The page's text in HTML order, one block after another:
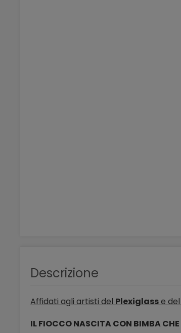
Descrizione
Affidati agli artisti del Plexiglasse del
IL FIOCCO NASCITA CON BIMBA